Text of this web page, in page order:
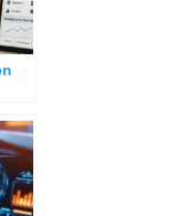
et
le